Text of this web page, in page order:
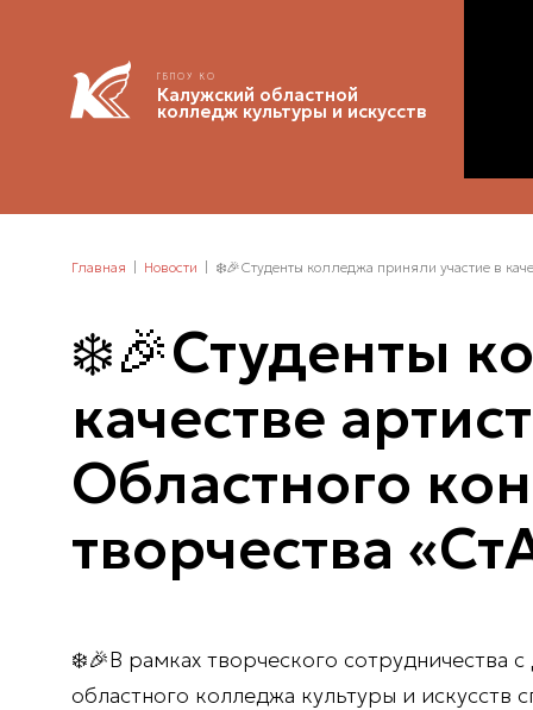
ГБПОУ КО
Калужский областной
колледж культуры и искусств
Главная Новости ❄️🎉Студенты колледжа приняли участие в
❄️🎉Студенты
качестве
Областного
творчества
❄️🎉В рамках творческого сотрудничества
областного колледжа культуры и искусств